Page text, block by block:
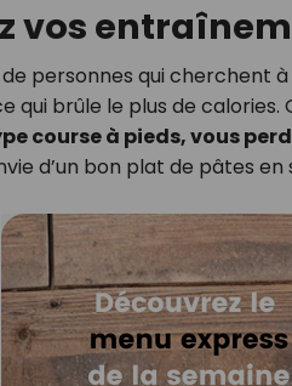
vos
personnes qui cherchent
qui brûle le plus de calories.
course à pieds, vous
d’un bon plat de pâtes